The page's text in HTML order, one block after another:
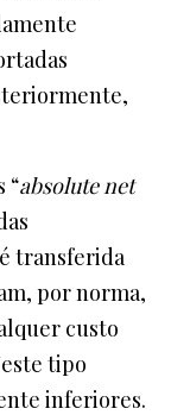
“absolute net
transferida
por norma,
custo
tipo
inferiores.